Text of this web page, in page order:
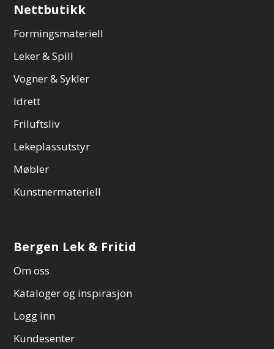
Nettbutikk
Formingsmateriell
Leker & Spill
Vogner & Sykler
Idrett
Friluftsliv
Lekeplassutstyr
Møbler
Kunstnermateriell
Bergen Lek & Fritid
Om oss
Kataloger og inspirasjon
Logg inn
Kundesenter